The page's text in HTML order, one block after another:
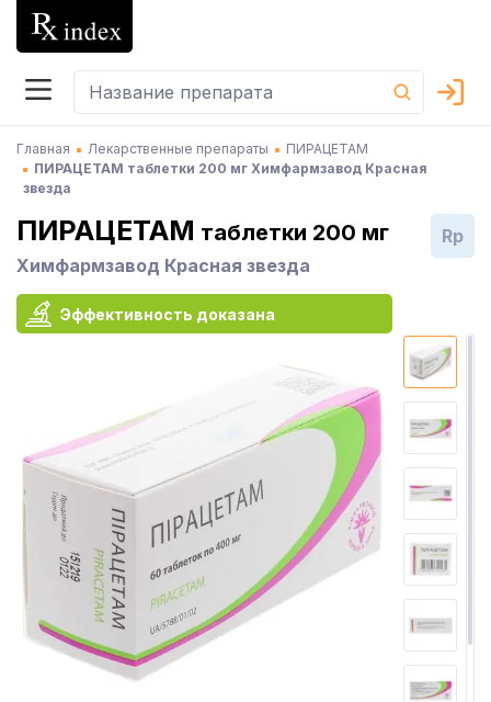
Главная Лекарственные препараты
ПИРАЦЕТАМ
ПИРАЦЕТАМ таблетки 200 мг Химфармзавод Красная
звезда
ПИРАЦЕТАМ таблетки 200 мг
Химфармзавод Красная звезда
Rp
Эффективность доказана